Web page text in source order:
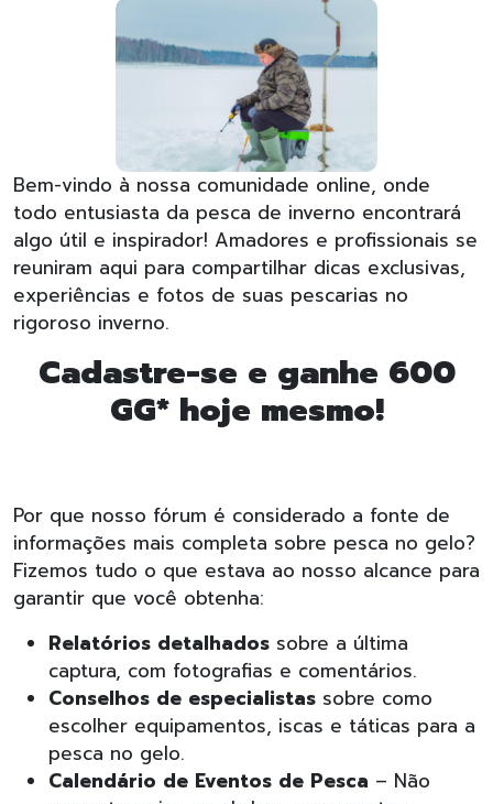
Bem-vindo à nossa comunidade online, onde
todo entusiasta da pesca de inverno encontrará
algo útil e inspirador! Amadores e profissionais se
reuniram aqui para compartilhar dicas exclusivas,
experiências e fotos de suas pescarias no
rigoroso inverno.
Cadastre-se e ganhe 600
GG* hoje mesmo!
Por que nosso fórum é considerado a fonte de
informações mais completa sobre pesca no gelo?
Fizemos tudo o que estava ao nosso alcance para
garantir que você obtenha:
Relatórios detalhados sobre a última
captura, com fotografias e comentários.
Conselhos de especialistas sobre como
escolher equipamentos, iscas e táticas para a
pesca no gelo.
Calendário de Eventos de Pesca – Não